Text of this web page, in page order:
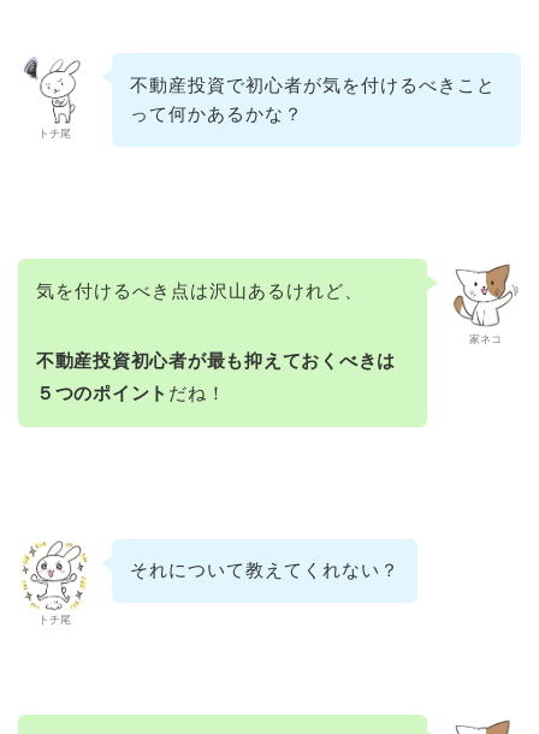
トチ尾
不動産投資で初心者が気を付けるべきこと
って何かあるかな？
家ネコ
気を付けるべき点は沢山あるけれど、
不動産投資初心者が最も抑えておくべきは
５つのポイント だね！
トチ尾
それについて教えてくれない？